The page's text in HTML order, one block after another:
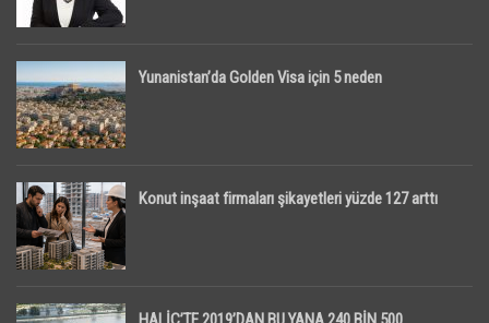
Yunanistan’da Golden Visa için 5 neden
Konut inşaat firmaları şikayetleri yüzde 127 arttı